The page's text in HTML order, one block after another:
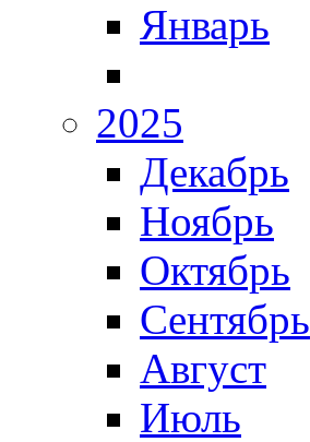
Январь
2025
Декабрь
Ноябрь
Октябрь
Сентябрь
Август
Июль